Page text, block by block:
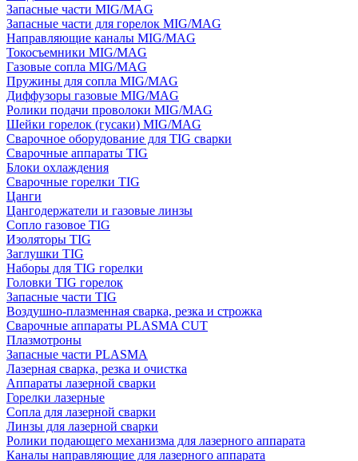
Запасные части MIG/MAG
Запасные части для горелок MIG/MAG
Направляющие каналы MIG/MAG
Токосъемники MIG/MAG
Газовые сопла MIG/MAG
Пружины для сопла MIG/MAG
Диффузоры газовые MIG/MAG
Ролики подачи проволоки MIG/MAG
Шейки горелок (гусаки) MIG/MAG
Сварочное оборудование для TIG сварки
Сварочные аппараты TIG
Блоки охлаждения
Сварочные горелки TIG
Цанги
Цангодержатели и газовые линзы
Сопло газовое TIG
Изоляторы TIG
Заглушки TIG
Наборы для TIG горелки
Головки TIG горелок
Запасные части TIG
Воздушно-плазменная сварка, резка и строжка
Сварочные аппараты PLASMA CUT
Плазмотроны
Запасные части PLASMA
Лазерная сварка, резка и очистка
Аппараты лазерной сварки
Горелки лазерные
Сопла для лазерной сварки
Линзы для лазерной сварки
Ролики подающего механизма для лазерного аппарата
Каналы направляющие для лазерного аппарата